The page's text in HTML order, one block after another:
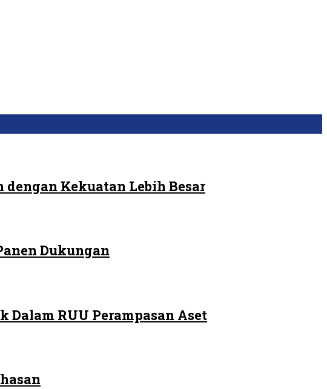
dengan Kekuatan Lebih Besar
Dukungan
Dalam RUU Perampasan Aset